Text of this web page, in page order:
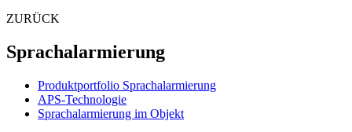
ZURÜCK
Sprachalarmierung
Produktportfolio Sprachalarmierung
APS-Technologie
Sprachalarmierung im Objekt